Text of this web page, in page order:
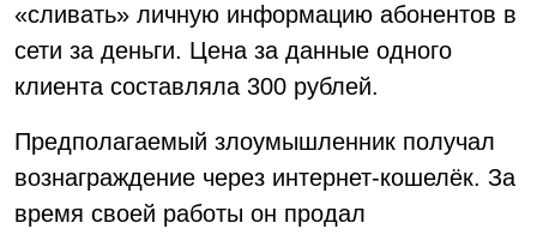
«сливать» личную информацию абонентов в
сети за деньги. Цена за данные одного
клиента составляла 300 рублей.
Предполагаемый злоумышленник получал
вознаграждение через интернет-кошелёк. За
время своей работы он продал